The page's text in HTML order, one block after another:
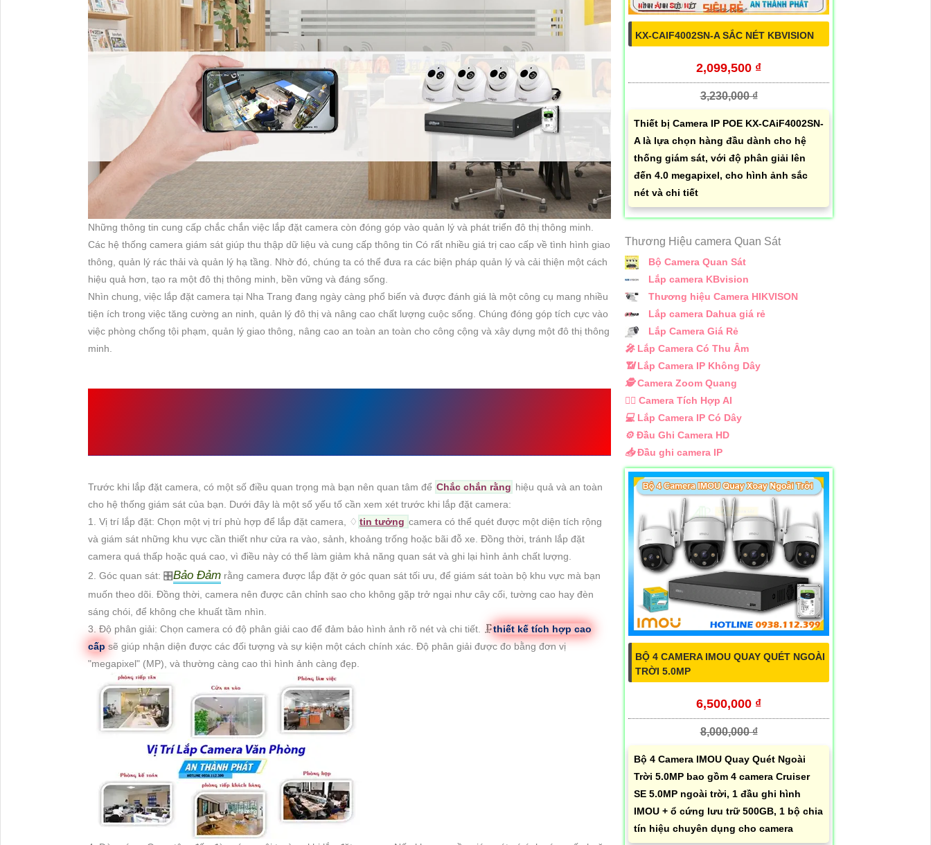
Những thông tin cung cấp chắc chắn việc lắp đặt camera còn đóng góp vào quản lý và phát triển đô thị thông minh.
Các hệ thống camera giám sát giúp thu thập dữ liệu và cung cấp thông tin Có rất nhiều giá trị cao cấp về tình hình giao
thông, quản lý rác thải và quản lý hạ tầng. Nhờ đó, chúng ta có thể đưa ra các biện pháp quản lý và cải thiện một cách
hiệu quả hơn, tạo ra một đô thị thông minh, bền vững và đáng sống.
Nhìn chung, việc lắp đặt camera tại Nha Trang đang ngày càng phổ biến và được đánh giá là một công cụ mang nhiều
tiện ích trong việc tăng cường an ninh, quản lý đô thị và nâng cao chất lượng cuộc sống. Chúng đóng góp tích cực vào
việc phòng chống tội phạm, quản lý giao thông, nâng cao an toàn an toàn cho công cộng và xây dựng một đô thị thông
minh.
Trước khi lắp đặt camera, có một số điều quan trọng mà bạn nên quan tâm để Chắc chắn rằng hiệu quả và an toàn
cho hệ thống giám sát của bạn. Dưới đây là một số yếu tố cần xem xét trước khi lắp đặt camera:
1. Vị trí lắp đặt: Chọn một vị trí phù hợp để lắp đặt camera, ♢ tin tưởng camera có thể quét được một diện tích rộng
và giám sát những khu vực cần thiết như cửa ra vào, sảnh, khoảng trống hoặc bãi đỗ xe. Đồng thời, tránh lắp đặt
camera quá thấp hoặc quá cao, vì điều này có thể làm giảm khả năng quan sát và ghi lại hình ảnh chất lượng.
2. Góc quan sát: 🎛Bảo Đảm rằng camera được lắp đặt ở góc quan sát tối ưu, để giám sát toàn bộ khu vực mà bạn
muốn theo dõi. Đồng thời, camera nên được cân chỉnh sao cho không gặp trở ngại như cây cối, tường cao hay đèn
sáng chói, để không che khuất tầm nhìn.
3. Độ phân giải: Chọn camera có độ phân giải cao để đảm bảo hình ảnh rõ nét và chi tiết. 🗜️thiết kế tích hợp cao
cấp sẽ giúp nhận diện được các đối tượng và sự kiện một cách chính xác. Độ phân giải được đo bằng đơn vị
"megapixel" (MP), và thường càng cao thì hình ảnh càng đẹp.
KX-CAIF4002SN-A SẮC NÉT KBVISION
2,099,500 ₫
3,230,000 ₫
Thiết bị Camera IP POE KX-CAiF4002SN-
A là lựa chọn hàng đầu dành cho hệ
thống giám sát, với độ phân giải lên
đến 4.0 megapixel, cho hình ảnh sắc
nét và chi tiết
Thương Hiệu camera Quan Sát
Bộ Camera Quan Sát
Lắp camera KBvision
Thương hiệu Camera HIKVISON
Lắp camera Dahua giá rẻ
Lắp Camera Giá Rẻ
️🎤️ Lắp Camera Có Thu Âm
📶Lắp Camera IP Không Dây
🕵️Camera Zoom Quang
🧛‍♀️ Camera Tích Hợp AI
💻Lắp Camera IP Có Dây
⚙️Đầu Ghi Camera HD
📥Đầu ghi camera IP
BỘ 4 CAMERA IMOU QUAY QUÉT NGOÀI
TRỜI 5.0MP
6,500,000 ₫
8,000,000 ₫
Bộ 4 Camera IMOU Quay Quét Ngoài
Trời 5.0MP bao gồm 4 camera Cruiser
SE 5.0MP ngoài trời, 1 đầu ghi hình
IMOU + ổ cứng lưu trữ 500GB, 1 bộ chia
tín hiệu chuyên dụng cho camera